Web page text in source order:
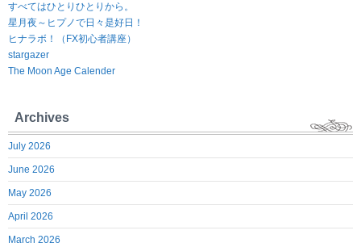
すべてはひとりひとりから。
星月夜～ヒプノで日々是好日！
ヒナラボ！（FX初心者講座）
stargazer
The Moon Age Calender
Archives
July 2026
June 2026
May 2026
April 2026
March 2026